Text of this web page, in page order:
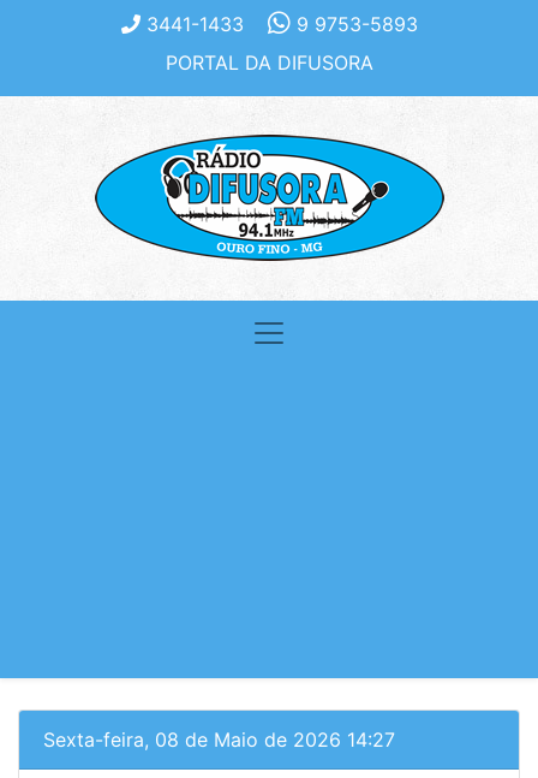
3441-1433
9 9753-5893
PORTAL DA DIFUSORA
Sexta-feira, 08 de Maio de 2026 14:27